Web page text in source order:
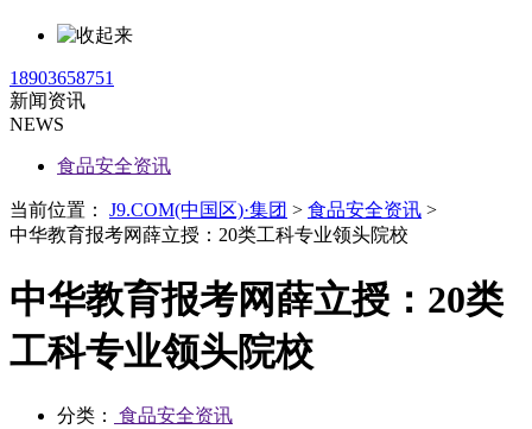
18903658751
新闻资讯
NEWS
食品安全资讯
当前位置： J9.COM(中国区)·集团 > 食品安全资讯 >
中华教育报考网薛立授：20类工科专业领头院校
中华教育报考网薛立授：20类
工科专业领头院校
分类：
食品安全资讯